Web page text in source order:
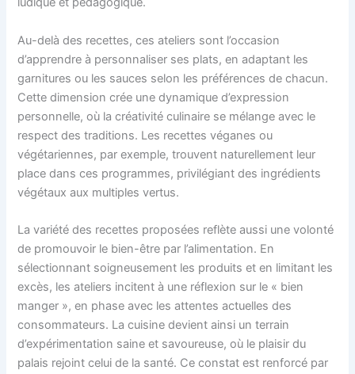
Au-delà des recettes, ces ateliers sont l’occasion
d’apprendre à personnaliser ses plats, en adaptant les
garnitures ou les sauces selon les préférences de chacun.
Cette dimension crée une dynamique d’expression
personnelle, où la créativité culinaire se mélange avec le
respect des traditions. Les recettes véganes ou
végétariennes, par exemple, trouvent naturellement leur
place dans ces programmes, privilégiant des ingrédients
végétaux aux multiples vertus.
La variété des recettes proposées reflète aussi une volonté
de promouvoir le bien-être par l’alimentation. En
sélectionnant soigneusement les produits et en limitant les
excès, les ateliers incitent à une réflexion sur le « bien
manger », en phase avec les attentes actuelles des
consommateurs. La cuisine devient ainsi un terrain
d’expérimentation saine et savoureuse, où le plaisir du
palais rejoint celui de la santé. Ce constat est renforcé par